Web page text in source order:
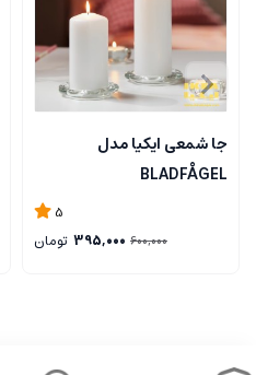
جا شمعی ایکیا مدل
BLADFÅGEL
5
600,000
395,000 تومان